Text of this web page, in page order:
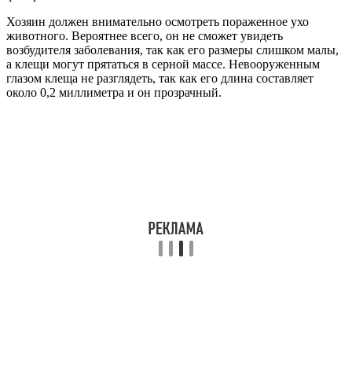
Хозяин должен внимательно осмотреть пораженное ухо
животного. Вероятнее всего, он не сможет увидеть
возбудителя заболевания, так как его размеры слишком малы,
а клещи могут прятаться в серной массе. Невооруженным
глазом клеща не разглядеть, так как его длина составляет
около 0,2 миллиметра и он прозрачный.